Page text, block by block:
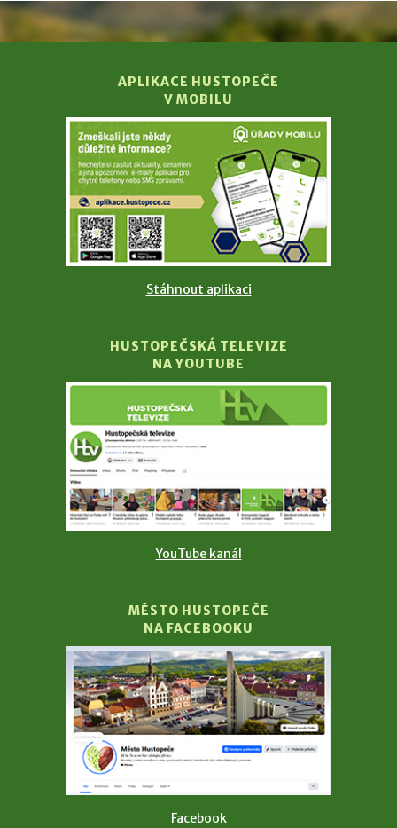
APLIKACE HUSTOPEČE
V MOBILU
Stáhnout aplikaci
HUSTOPEČSKÁ TELEVIZE
NA YOUTUBE
YouTube kanál
MĚSTO HUSTOPEČE
NA FACEBOOKU
Facebook